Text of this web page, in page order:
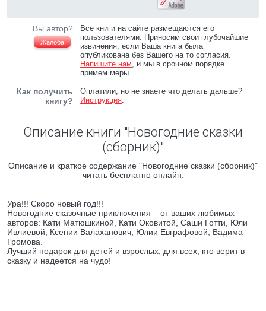
Вы автор?
Жалоба
Все книги на сайте размещаются его
пользователями. Приносим свои глубочайшие
извинения, если Ваша книга была
опубликована без Вашего на то согласия.
Напишите нам, и мы в срочном порядке
примем меры.
Как получить
книгу?
Оплатили, но не знаете что делать дальше?
Инструкция.
Описание книги "Новогодние сказки
(сборник)"
Описание и краткое содержание "Новогодние сказки (сборник)"
читать бесплатно онлайн.
Ура!!! Скоро новый год!!!
Новогодние сказочные приключения – от ваших любимых
авторов: Кати Матюшкиной, Кати Оковитой, Саши Готти, Юли
Ивлиевой, Ксении Валаханович, Юлии Евграфовой, Вадима
Громова.
Лучший подарок для детей и взрослых, для всех, кто верит в
сказку и надеется на чудо!